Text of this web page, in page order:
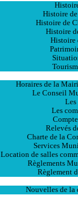
Histoire
Histoire de
Histoire
Histoire
Horaires de la
Le Conseil
Les
Les
Relevés
Charte de la
Services
Location de salles
Règlements
Règlement
Nouvelles de la